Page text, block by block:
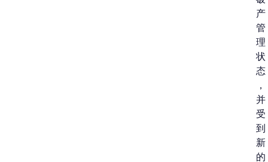
产
管
理
状
态
，
并
受
到
新
的